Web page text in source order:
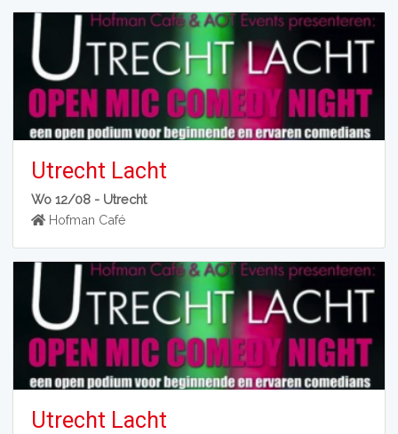
Utrecht Lacht
Wo 12/08 - Utrecht
Hofman Café
Utrecht Lacht